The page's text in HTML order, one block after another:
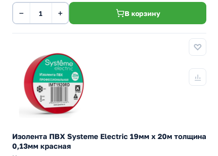
− + В корзину
Изолента ПВХ Systeme Electric 19мм х 20м толщина
0,13мм красная